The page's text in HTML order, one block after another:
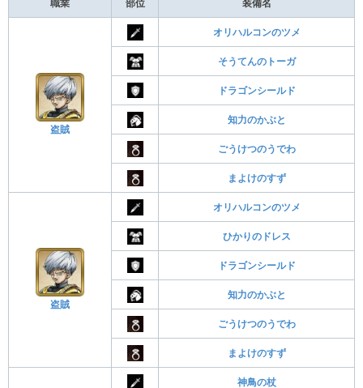
職業 部位 装備名
盗賊
オリハルコンのツメ
そうてんのトーガ
ドラゴンシールド
知力のかぶと
ごうけつのうでわ
まよけのすず
盗賊
オリハルコンのツメ
ひかりのドレス
ドラゴンシールド
知力のかぶと
ごうけつのうでわ
まよけのすず
神鳥の杖